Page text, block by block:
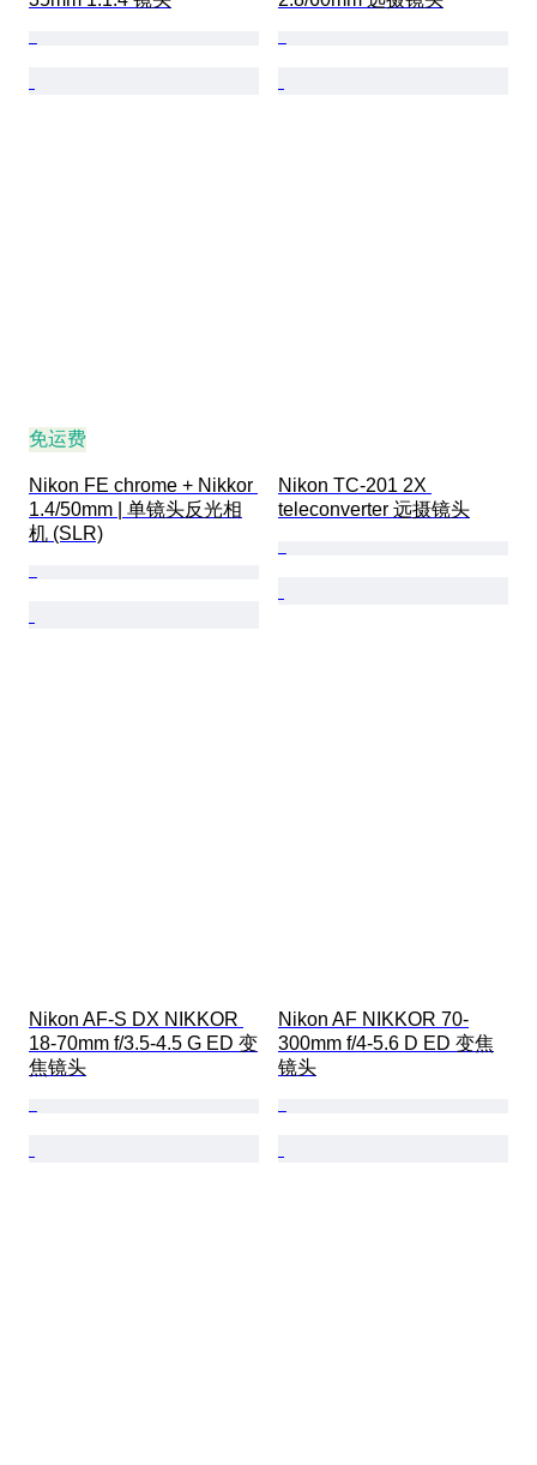
免运费
Nikon FE chrome + Nikkor
1.4/50mm | 单镜头反光相
机 (SLR)
Nikon TC-201 2X
teleconverter 远摄镜头
Nikon AF-S DX NIKKOR
18-70mm f/3.5-4.5 G ED 变
焦镜头
Nikon AF NIKKOR 70-
300mm f/4-5.6 D ED 变焦
镜头